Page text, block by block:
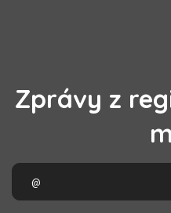
Zprávy z